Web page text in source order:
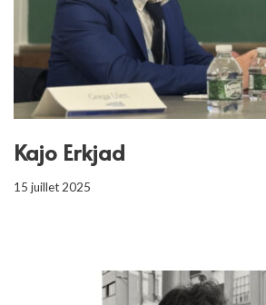
Kajo Erkjad
15 juillet 2025